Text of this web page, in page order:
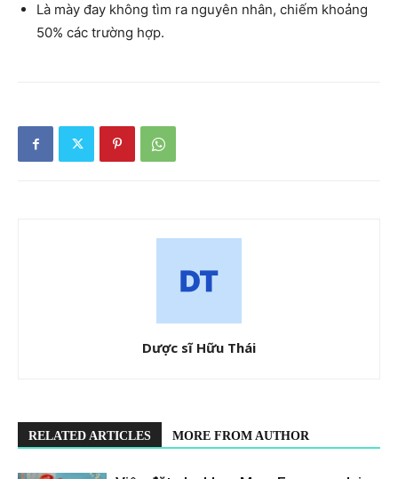
Là mày đay không tìm ra nguyên nhân, chiếm khoảng
50% các trường hợp.
Dược sĩ Hữu Thái
RELATED ARTICLES MORE FROM AUTHOR